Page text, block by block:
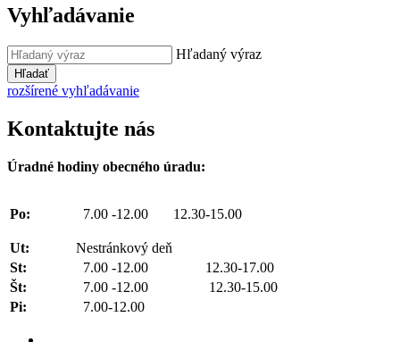
Vyhľadávanie
Hľadaný výraz
Hľadať
rozšírené vyhľadávanie
Kontaktujte nás
Úradné hodiny obecného úradu:
Po: 7.00 -12.00 12.30-15.00
Ut:
Nestránkový deň
St:
7.00 -12.00 12.30-17.00
Št:
7.00 -12.00 12.30-15.00
Pi:
7.00-12.00